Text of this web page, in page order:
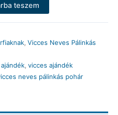
teszem
, Vicces Neves Pálinkás
, vicces ajándék
neves pálinkás pohár